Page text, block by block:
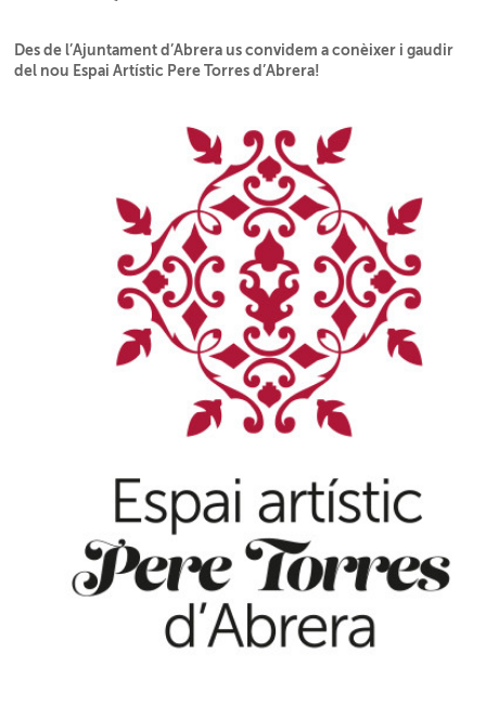
Des de l’Ajuntament d’Abrera us convidem a conèixer i gaudir
del nou Espai Artístic Pere Torres d’Abrera!